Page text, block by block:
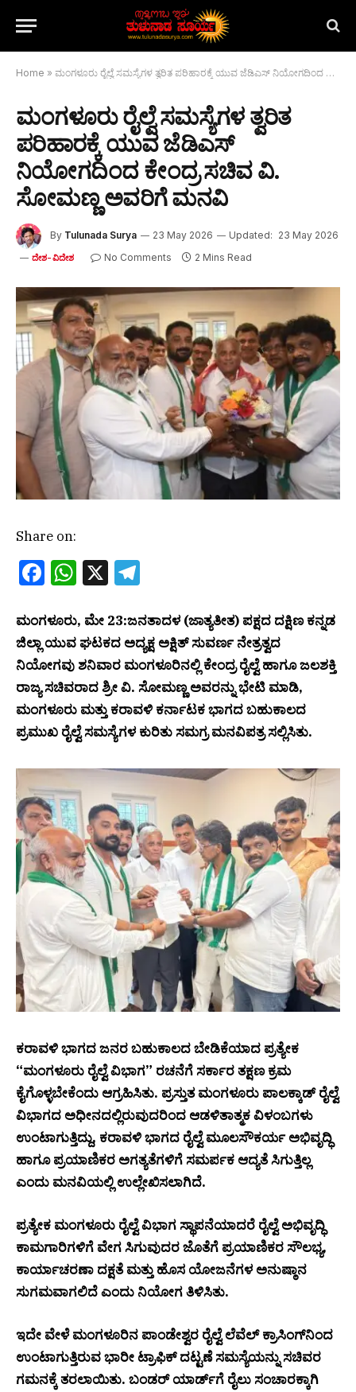
Home » ಮಂಗಳೂರು ರೈಲ್ವೆ ಸಮಸ್ಯೆಗಳ ತ್ವರಿತ ಪರಿಹಾರಕ್ಕೆ ಯುವ ಜೆಡಿಎಸ್ ನಿಯೋಗದಿಂದ ಕೇಂದ್ರ ಸಚಿವ ವಿ. ಸೋಮಣ್ಣ ಅವರಿಗೆ ಮನವಿ
ಮಂಗಳೂರು ರೈಲ್ವೆ ಸಮಸ್ಯೆಗಳ ತ್ವರಿತ
ಪರಿಹಾರಕ್ಕೆ ಯುವ ಜೆಡಿಎಸ್
ನಿಯೋಗದಿಂದ ಕೇಂದ್ರ ಸಚಿವ ವಿ.
ಸೋಮಣ್ಣ ಅವರಿಗೆ ಮನವಿ
By Tulunada Surya 23 May 2026 Updated: 23 May 2026
ದೇಶ-ವಿದೇಶ No Comments 2 Mins Read
Share on:
Facebook
WhatsApp
X
ಮಂಗಳೂರು, ಮೇ 23:ಜನತಾದಳ (ಜಾತ್ಯತೀತ) ಪಕ್ಷದ ದಕ್ಷಿಣ ಕನ್ನಡ
ಜಿಲ್ಲಾ ಯುವ ಘಟಕದ ಅದ್ಯಕ್ಷ ಅಕ್ಷಿತ್ ಸುವರ್ಣ ನೇತ್ರತ್ವದ
ನಿಯೋಗವು ಶನಿವಾರ ಮಂಗಳೂರಿನಲ್ಲಿ ಕೇಂದ್ರ ರೈಲ್ವೆ ಹಾಗೂ ಜಲಶಕ್ತಿ
ರಾಜ್ಯ ಸಚಿವರಾದ ಶ್ರೀ ವಿ. ಸೋಮಣ್ಣ ಅವರನ್ನು ಭೇಟಿ ಮಾಡಿ,
ಮಂಗಳೂರು ಮತ್ತು ಕರಾವಳಿ ಕರ್ನಾಟಕ ಭಾಗದ ಬಹುಕಾಲದ
ಪ್ರಮುಖ ರೈಲ್ವೆ ಸಮಸ್ಯೆಗಳ ಕುರಿತು ಸಮಗ್ರ ಮನವಿಪತ್ರ ಸಲ್ಲಿಸಿತು.
ಕರಾವಳಿ ಭಾಗದ ಜನರ ಬಹುಕಾಲದ ಬೇಡಿಕೆಯಾದ ಪ್ರತ್ಯೇಕ
“ಮಂಗಳೂರು ರೈಲ್ವೆ ವಿಭಾಗ” ರಚನೆಗೆ ಸರ್ಕಾರ ತಕ್ಷಣ ಕ್ರಮ
ಕೈಗೊಳ್ಳಬೇಕೆಂದು ಆಗ್ರಹಿಸಿತು. ಪ್ರಸ್ತುತ ಮಂಗಳೂರು ಪಾಲಕ್ಕಾಡ್ ರೈಲ್ವೆ
ವಿಭಾಗದ ಅಧೀನದಲ್ಲಿರುವುದರಿಂದ ಆಡಳಿತಾತ್ಮಕ ವಿಳಂಬಗಳು
ಉಂಟಾಗುತ್ತಿದ್ದು, ಕರಾವಳಿ ಭಾಗದ ರೈಲ್ವೆ ಮೂಲಸೌಕರ್ಯ ಅಭಿವೃದ್ಧಿ
ಹಾಗೂ ಪ್ರಯಾಣಿಕರ ಅಗತ್ಯತೆಗಳಿಗೆ ಸಮರ್ಪಕ ಆದ್ಯತೆ ಸಿಗುತ್ತಿಲ್ಲ
ಎಂದು ಮನವಿಯಲ್ಲಿ ಉಲ್ಲೇಖಿಸಲಾಗಿದೆ.
ಪ್ರತ್ಯೇಕ ಮಂಗಳೂರು ರೈಲ್ವೆ ವಿಭಾಗ ಸ್ಥಾಪನೆಯಾದರೆ ರೈಲ್ವೆ ಅಭಿವೃದ್ಧಿ
ಕಾಮಗಾರಿಗಳಿಗೆ ವೇಗ ಸಿಗುವುದರ ಜೊತೆಗೆ ಪ್ರಯಾಣಿಕರ ಸೌಲಭ್ಯ,
ಕಾರ್ಯಾಚರಣಾ ದಕ್ಷತೆ ಮತ್ತು ಹೊಸ ಯೋಜನೆಗಳ ಅನುಷ್ಠಾನ
ಸುಗಮವಾಗಲಿದೆ ಎಂದು ನಿಯೋಗ ತಿಳಿಸಿತು.
ಇದೇ ವೇಳೆ ಮಂಗಳೂರಿನ ಪಾಂಡೇಶ್ವರ ರೈಲ್ವೆ ಲೆವೆಲ್ ಕ್ರಾಸಿಂಗ್‌ನಿಂದ
ಉಂಟಾಗುತ್ತಿರುವ ಭಾರೀ ಟ್ರಾಫಿಕ್ ದಟ್ಟಣೆ ಸಮಸ್ಯೆಯನ್ನು ಸಚಿವರ
ಗಮನಕ್ಕೆ ತರಲಾಯಿತು. ಬಂಡರ್ ಯಾರ್ಡ್‌ಗೆ ರೈಲು ಸಂಚಾರಕ್ಕಾಗಿ